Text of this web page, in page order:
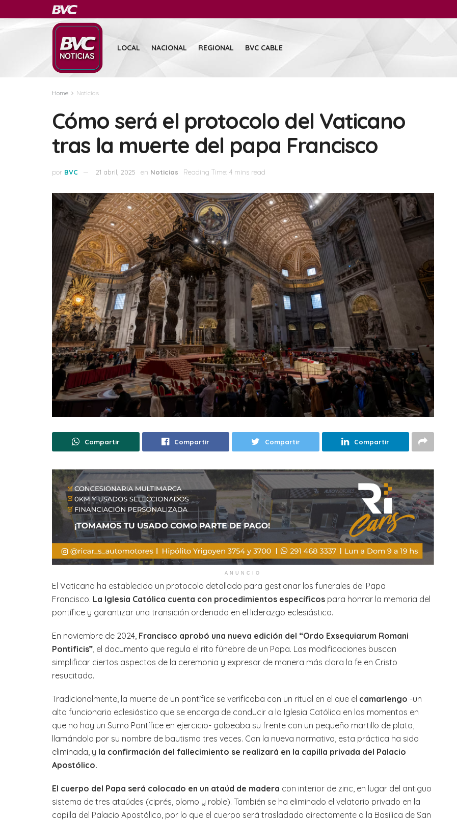
LOCAL NACIONAL REGIONAL BVC CABLE
Home Noticias
Cómo será el protocolo del Vaticano
tras la muerte del papa Francisco
por BVC 21 abril, 2025 en Noticias Reading Time: 4 mins read
Compartir Compartir Compartir Compartir
ANUNCIO
El Vaticano ha establecido un protocolo detallado para gestionar los funerales del Papa
Francisco. La Iglesia Católica cuenta con procedimientos específicos para honrar la memoria del
pontífice y garantizar una transición ordenada en el liderazgo eclesiástico.
En noviembre de 2024, Francisco aprobó una nueva edición del “Ordo Exsequiarum Romani
Pontificis” , el documento que regula el rito fúnebre de un Papa. Las modificaciones buscan
simplificar ciertos aspectos de la ceremonia y expresar de manera más clara la fe en Cristo
resucitado.
Tradicionalmente, la muerte de un pontífice se verificaba con un ritual en el que el camarlengo -un
alto funcionario eclesiástico que se encarga de conducir a la Iglesia Católica en los momentos en
que no hay un Sumo Pontífice en ejercicio- golpeaba su frente con un pequeño martillo de plata,
llamándolo por su nombre de bautismo tres veces. Con la nueva normativa, esta práctica ha sido
eliminada, y la confirmación del fallecimiento se realizará en la capilla privada del Palacio
Apostólico.
El cuerpo del Papa será colocado en un ataúd de madera con interior de zinc, en lugar del antiguo
sistema de tres ataúdes (ciprés, plomo y roble). También se ha eliminado el velatorio privado en la
capilla del Palacio Apostólico, por lo que el cuerpo será trasladado directamente a la Basílica de San